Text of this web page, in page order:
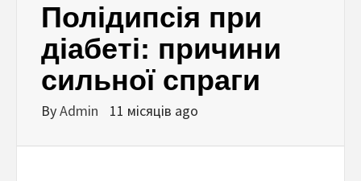
Полідипсія при
діабеті: причини
сильної спраги
ByAdmin 11 місяців ago